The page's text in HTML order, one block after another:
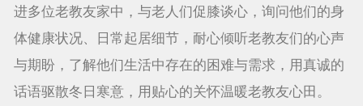
进多位老教友家中，与老人们促膝谈心，询问他们的身
体健康状况、日常起居细节，耐心倾听老教友们的心声
与期盼，了解他们生活中存在的困难与需求，用真诚的
话语驱散冬日寒意，用贴心的关怀温暖老教友心田。